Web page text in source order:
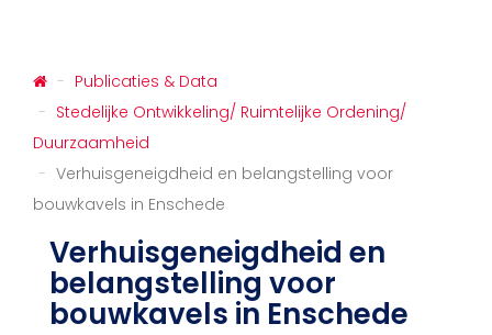
Publicaties & Data
Stedelijke Ontwikkeling/ Ruimtelijke Ordening/
Duurzaamheid
Verhuisgeneigdheid en belangstelling voor
bouwkavels in Enschede
Verhuisgeneigdheid en
belangstelling voor
bouwkavels in Enschede